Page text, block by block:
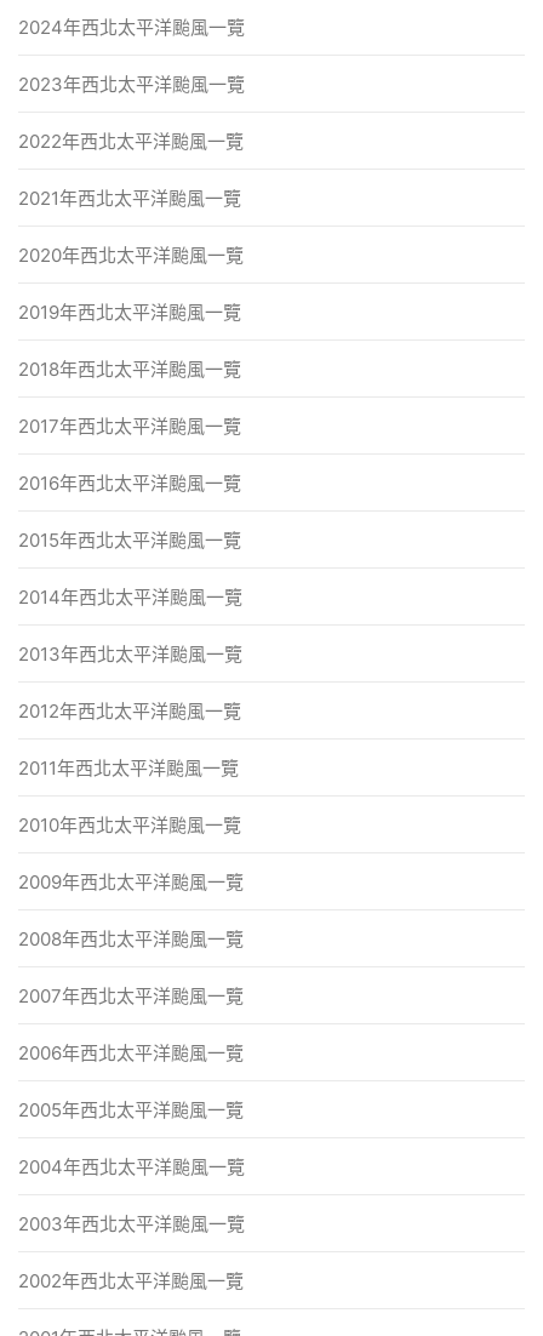
2024年西北太平洋颱風一覽
2023年西北太平洋颱風一覽
2022年西北太平洋颱風一覽
2021年西北太平洋颱風一覽
2020年西北太平洋颱風一覽
2019年西北太平洋颱風一覽
2018年西北太平洋颱風一覽
2017年西北太平洋颱風一覽
2016年西北太平洋颱風一覽
2015年西北太平洋颱風一覽
2014年西北太平洋颱風一覽
2013年西北太平洋颱風一覽
2012年西北太平洋颱風一覽
2011年西北太平洋颱風一覽
2010年西北太平洋颱風一覽
2009年西北太平洋颱風一覽
2008年西北太平洋颱風一覽
2007年西北太平洋颱風一覽
2006年西北太平洋颱風一覽
2005年西北太平洋颱風一覽
2004年西北太平洋颱風一覽
2003年西北太平洋颱風一覽
2002年西北太平洋颱風一覽